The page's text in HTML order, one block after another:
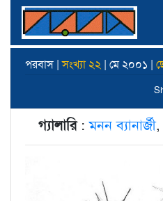
পরবাস |সংখ্যা ২২ | মে ২০০১ |
গ্যালারি:মনন ব্যানার্জী